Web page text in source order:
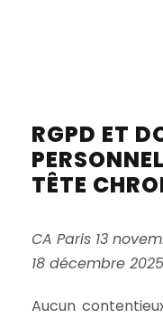
RGPD ET
TÊTE
CA Paris 13
18 décembre
Aucun